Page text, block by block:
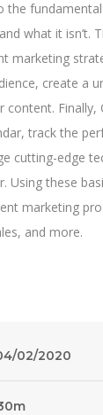
the
what it isn’t.
marketing
create a
content. Finally,
track the
cutting-edge
Using these
marketing
and more.
02/2020